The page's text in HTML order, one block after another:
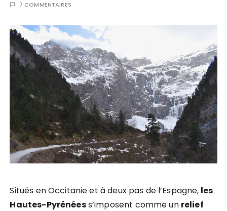
7 COMMENTAIRES
Situés en Occitanie et à deux pas de l’Espagne, les
Hautes-Pyrénéess’imposent comme un relief